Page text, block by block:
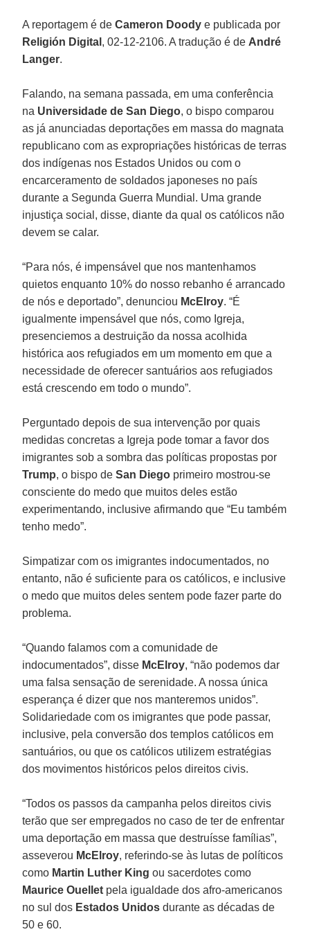
A reportagem é deCameron Doody e publicada por
Religión Digital , 02-12-2106. A tradução é de André
Langer.
Falando, na semana passada, em uma conferência
na Universidade de San Diego, o bispo comparou
as já anunciadas deportações em massa do magnata
republicano com as expropriações históricas de terras
dos indígenas nos Estados Unidos ou com o
encarceramento de soldados japoneses no país
durante a Segunda Guerra Mundial. Uma grande
injustiça social, disse, diante da qual os católicos não
devem se calar.
“Para nós, é impensável que nos mantenhamos
quietos enquanto 10% do nosso rebanho é arrancado
de nós e deportado”, denunciou McElroy. “É
igualmente impensável que nós, como Igreja,
presenciemos a destruição da nossa acolhida
histórica aos refugiados em um momento em que a
necessidade de oferecer santuários aos refugiados
está crescendo em todo o mundo”.
Perguntado depois de sua intervenção por quais
medidas concretas a Igreja pode tomar a favor dos
imigrantes sob a sombra das políticas propostas por
Trump, o bispo deSan Diego primeiro mostrou-se
consciente do medo que muitos deles estão
experimentando, inclusive afirmando que “Eu também
tenho medo”.
Simpatizar com os imigrantes indocumentados, no
entanto, não é suficiente para os católicos, e inclusive
o medo que muitos deles sentem pode fazer parte do
problema.
“Quando falamos com a comunidade de
indocumentados”, disse McElroy, “não podemos dar
uma falsa sensação de serenidade. A nossa única
esperança é dizer que nos manteremos unidos”.
Solidariedade com os imigrantes que pode passar,
inclusive, pela conversão dos templos católicos em
santuários, ou que os católicos utilizem estratégias
dos movimentos históricos pelos direitos civis.
“Todos os passos da campanha pelos direitos civis
terão que ser empregados no caso de ter de enfrentar
uma deportação em massa que destruísse famílias”,
asseverou McElroy, referindo-se às lutas de políticos
como Martin Luther King ou sacerdotes como
Maurice Ouellet pela igualdade dos afro-americanos
no sul dos Estados Unidos durante as décadas de
50 e 60.